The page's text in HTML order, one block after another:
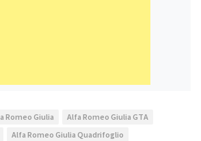
Romeo Giulia
Alfa Romeo Giulia GTA
Alfa Romeo Giulia Quadrifoglio